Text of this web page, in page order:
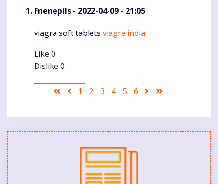
Fnenepils - 2022-04-09 - 21:05
Komentaras
viagra soft tablets viagra india
Like 0
Dislike 0
Pagination
First Ankstesnis
Puslapis
1 Puslapis
2
Current
3 Puslapis
4 Puslapis
5 Puslapis
6
Sekantis